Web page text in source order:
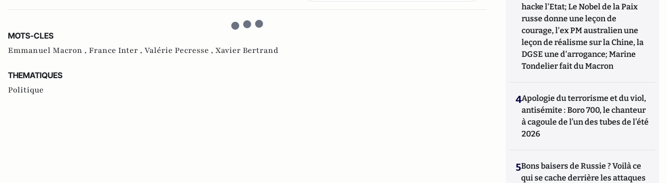
MOTS-CLES
Emmanuel Macron , France Inter , Valérie Pecresse , Xavier Bertrand
THEMATIQUES
Politique
hacke l'Etat; Le Nobel de la Paix
russe donne une leçon de
courage, l'ex PM australien une
leçon de réalisme sur la Chine, la
DGSE une d'arrogance; Marine
Tondelier fait du Macron
4Apologie du terrorisme et du viol,
antisémite : Boro 700, le chanteur
à cagoule de l’un des tubes de l’été
2026
5Bons baisers de Russie ? Voilà ce
qui se cache derrière les attaques